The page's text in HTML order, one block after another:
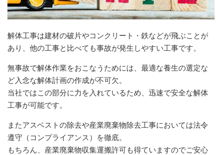
解体工事は建材の破片やコンクリート・鉄などが飛ぶことが
あり、他の工事と比べても事故が発生しやすい工事です。
無事故で解体作業をおこなうためには、最適な養生の選定な
ど入念な解体計画の作成が不可欠。
当社ではこの部分に力を入れているため、迅速で安全な解体
工事が可能です。
またアスベストの除去や産業廃棄物除去工事においては法令
遵守（コンプライアンス）を徹底。
もちろん、産業廃棄物収集運搬許可も得ていますのでご安心